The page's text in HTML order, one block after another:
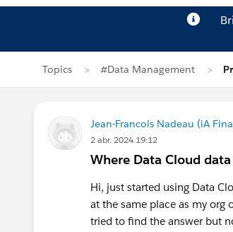
Topics #Data Management
Jean-Francois Nadeau (iA
2 abr. 2024 19:12
Where Data Cloud
Hi, just started using Data
at the same place as my org
tried to find the answer but